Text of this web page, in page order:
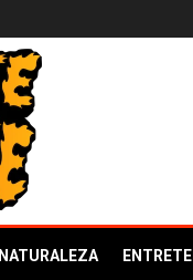
NATURALEZA